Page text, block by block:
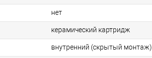
нет
керамический картридж
внутренний (скрытый монтаж)